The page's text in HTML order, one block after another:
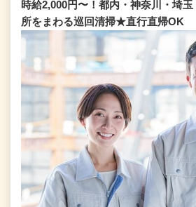
時給2,000円〜！都内・神奈川・埼
所をまわる巡回清掃★直行直帰OK